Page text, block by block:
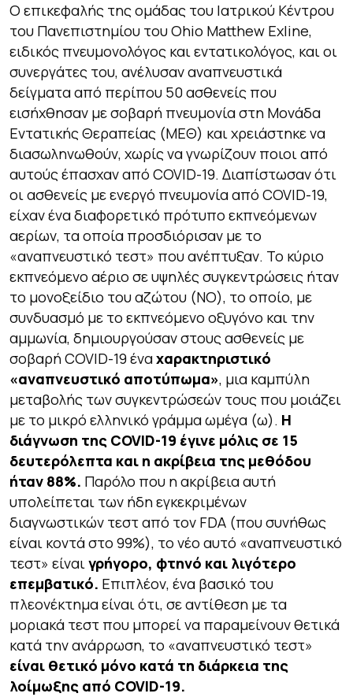
Ο επικεφαλής της ομάδας του Ιατρικού Κέντρου
του Πανεπιστημίου του Ohio Matthew Exline,
ειδικός πνευμονολόγος και εντατικολόγος, και οι
συνεργάτες του, ανέλυσαν αναπνευστικά
δείγματα από περίπου 50 ασθενείς που
εισήχθησαν με σοβαρή πνευμονία στη Μονάδα
Εντατικής Θεραπείας (ΜΕΘ) και χρειάστηκε να
διασωληνωθούν, χωρίς να γνωρίζουν ποιοι από
αυτούς έπασχαν από COVID-19. Διαπίστωσαν ότι
οι ασθενείς με ενεργό πνευμονία από COVID-19,
είχαν ένα διαφορετικό πρότυπο εκπνεόμενων
αερίων, τα οποία προσδιόρισαν με το
«αναπνευστικό τεστ» που ανέπτυξαν. Το κύριο
εκπνεόμενο αέριο σε υψηλές συγκεντρώσεις ήταν
το μονοξείδιο του αζώτου (ΝΟ), το οποίο, με
συνδυασμό με το εκπνεόμενο οξυγόνο και την
αμμωνία, δημιουργούσαν στους ασθενείς με
σοβαρή COVID-19 έναχαρακτηριστικό
«αναπνευστικό αποτύπωμα», μια καμπύλη
μεταβολής των συγκεντρώσεών τους που μοιάζει
με το μικρό ελληνικό γράμμα ωμέγα (ω). Η
διάγνωση της COVID-19 έγινε μόλις σε 15
δευτερόλεπτα και η ακρίβεια της μεθόδου
ήταν 88%. Παρόλο που η ακρίβεια αυτή
υπολείπεται των ήδη εγκεκριμένων
διαγνωστικών τεστ από τον FDA (που συνήθως
είναι κοντά στο 99%), το νέο αυτό «αναπνευστικό
τεστ» είναιγρήγορο, φτηνό και λιγότερο
επεμβατικό. Επιπλέον, ένα βασικό του
πλεονέκτημα είναι ότι, σε αντίθεση με τα
μοριακά τεστ που μπορεί να παραμείνουν θετικά
κατά την ανάρρωση, το «αναπνευστικό τεστ»
είναι θετικό μόνο κατά τη διάρκεια της
λοίμωξης από COVID-19.